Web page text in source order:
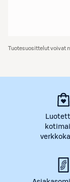
Tuotesuosittelut voivat